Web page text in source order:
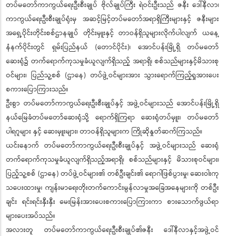
တပ်မတော်ကာကွယ်ရေးဦးစီးချုပ် ဗိုလ်ချုပ်ကြီး ရဲဝင်းဦးသည် ဇနီး ဒေါ်နီလာ၊
ကာကွယ်ရေးဦးစီးချုပ်ရုံးမှ အဆင့်မြင့်တပ်မတော်အရာရှိကြီးများနှင့် ဇနီးများ
အရှေ့ပိုင်းတိုင်းစစ်ဌာနချုပ် တိုင်းမှူးနှင့် တာဝန်ရှိသူများလိုက်ပါလျက် ယနေ့
နံနက်ပိုင်းတွင် ရှမ်းပြည်နယ် (တောင်ပိုင်း)၊ အောင်ပန်းမြို့ရှိ တပ်မတော်
ဆေးရုံ၌ တက်ရောက်ကုသမှုခံယူလျက်ရှိသည့် အရာရှိ၊ စစ်သည်များနှင့်မိသားစု
ဝင်များ၊ ပြည်သူ့စစ် (ဌာနေ) တပ်ဖွဲ့ဝင်များအား သွားရောက်ကြည့်ရှုအားပေး
စကားပြောကြားသည်။
ဦးစွာ တပ်မတော်ကာကွယ်ရေးဦးစီးချုပ်နှင့် အဖွဲ့ဝင်များသည် အောင်ပန်းမြို့ရှိ
နယ်မြေခံတပ်မတော်ဆေးရုံသို့ ရောက်ရှိကြရာ ဆေးရုံတပ်မှူး၊ တပ်မတော်
ပါရဂူများ နှင့် ဆေးမှူးများ၊ တာဝန်ရှိသူများက ကြိုဆိုနှုတ်ဆက်ကြသည်။
ယင်းနောက် တပ်မတော်ကာကွယ်ရေးဦးစီးချုပ်နှင့် အဖွဲ့ဝင်များသည် ဆေးရုံ
တက်ရောက်ကုသမှုခံယူလျက်ရှိသည့်အရာရှိ၊ စစ်သည်များနှင့် မိသားစုဝင်များ၊
ပြည့်သူ့စစ် (ဌာနေ) တပ်ဖွဲ့ဝင်များ၏ တစ်ဦးချင်း၏ ရောဂါဖြစ်ပွားမှု၊ ဆေးဝါးကု
သပေးထားမှု၊ ကျန်းမာရေးတိုးတက်ကောင်းမွန်လာမှုအခြေအနေများကို တစ်ဦး
ချင်း ရင်းရင်းနှီးနှီး မေးမြန်းအားပေးစကားပြောကြားကာ စားသောက်ဖွယ်ရာ
များပေးအပ်သည်။
အလားတူ တပ်မတော်ကာကွယ်ရေးဦးစီးချုပ်၏ဇနီး ဒေါ်နီလာနှင့်အဖွဲ့ဝင်